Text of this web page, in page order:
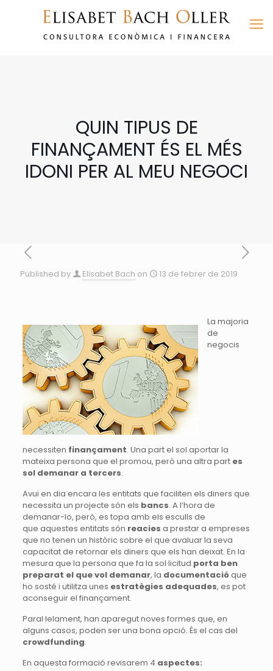
QUIN TIPUS DE
FINANÇAMENT ÉS EL MÉS
IDONI PER AL MEU NEGOCI
Published by Elisabet Bach on 13 de febrer de 2019
La majoria
de
negocis
necessiten finançament. Una part el sol aportar la
mateixa persona que el promou, però una altra part es
sol demanar a tercers.
Avui en dia encara les entitats que faciliten els diners que
necessita un projecte són els bancs. A l’hora de
demanar-lo, però, es topa amb els esculls de
que aquestes entitats són reacies a prestar a empreses
que no tenen un històric sobre el que avaluar la seva
capacitat de retornar els diners que els han deixat. En la
mesura que la persona que fa la sol·licitud porta ben
preparat el que vol demanar, la documentacióque
ho sosté i utilitza unes estratègies adequades, es pot
aconseguir el finançament.
Paral·lelament, han aparegut noves formes que, en
alguns casos, poden ser una bona opció. És el cas del
crowdfunding.
En aquesta formació revisarem 4 aspectes: